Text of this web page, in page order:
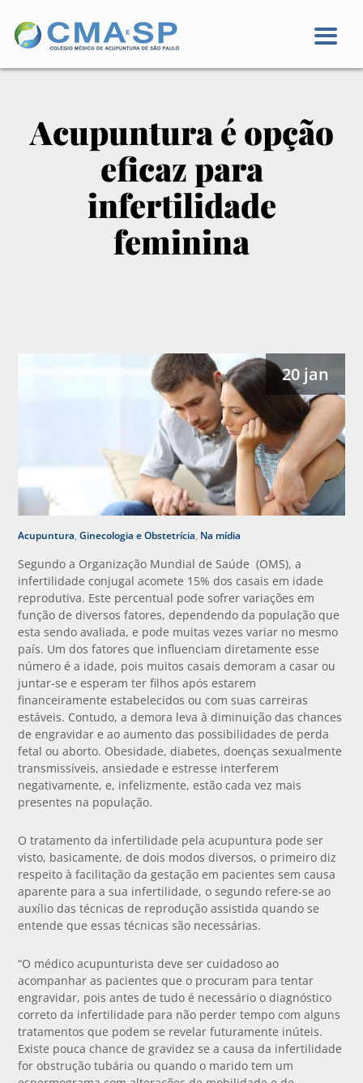
Acupuntura é opção
eficaz para
infertilidade
feminina
20 jan
Acupuntura,Ginecologia e Obstetrícia, Na mídia
Segundo a Organização Mundial de Saúde (OMS), a
infertilidade conjugal acomete 15% dos casais em idade
reprodutiva. Este percentual pode sofrer variações em
função de diversos fatores, dependendo da população que
esta sendo avaliada, e pode muitas vezes variar no mesmo
país. Um dos fatores que influenciam diretamente esse
número é a idade, pois muitos casais demoram a casar ou
juntar-se e esperam ter filhos após estarem
financeiramente estabelecidos ou com suas carreiras
estáveis. Contudo, a demora leva à diminuição das chances
de engravidar e ao aumento das possibilidades de perda
fetal ou aborto. Obesidade, diabetes, doenças sexualmente
transmissíveis, ansiedade e estresse interferem
negativamente, e, infelizmente, estão cada vez mais
presentes na população.
O tratamento da infertilidade pela acupuntura pode ser
visto, basicamente, de dois modos diversos, o primeiro diz
respeito à facilitação da gestação em pacientes sem causa
aparente para a sua infertilidade, o segundo refere-se ao
auxílio das técnicas de reprodução assistida quando se
entende que essas técnicas são necessárias.
“O médico acupunturista deve ser cuidadoso ao
acompanhar as pacientes que o procuram para tentar
engravidar, pois antes de tudo é necessário o diagnóstico
correto da infertilidade para não perder tempo com alguns
tratamentos que podem se revelar futuramente inúteis.
Existe pouca chance de gravidez se a causa da infertilidade
for obstrução tubária ou quando o marido tem um